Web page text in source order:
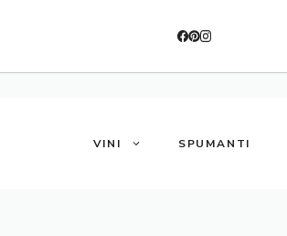
VINI SPUMANTI